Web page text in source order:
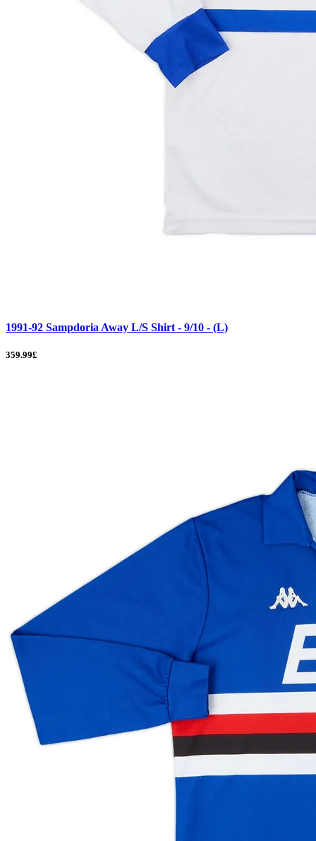
1991-92 Sampdoria Away L/S Shirt - 9/10 - (L)
359.99£